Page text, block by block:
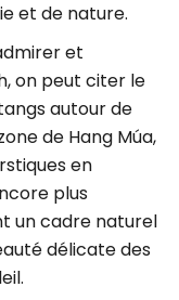
et de nature.
et
on peut citer le
autour de
de Hang Múa,
en
plus
un cadre naturel
délicate des